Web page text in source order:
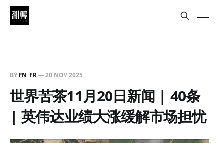
BY FN_FR—20 NOV 2025
世界苦茶11月20日新闻 | 40条
| 英伟达业绩大涨缓解市场担忧